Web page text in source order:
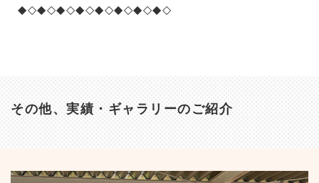
◆◇◆◇◆◇◆◇◆◇◆◇◆◇◆◇
その他、実績・ギャラリーのご紹介